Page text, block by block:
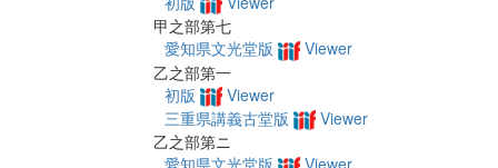
甲之部第七
愛知県文光堂版
Viewer
乙之部第一
初版
Viewer
三重県講義古堂版
Viewer
乙之部第ニ